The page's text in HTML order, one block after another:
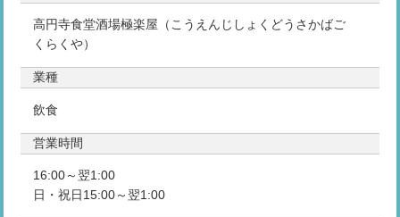
高円寺食堂酒場極楽屋（こうえんじしょくどうさかばご
くらくや）
業種
飲食
営業時間
16:00～翌1:00
日・祝日15:00～翌1:00